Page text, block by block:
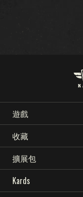
下載
遊戲
KARDS 是什麼
如何游戏
商店
國家
收藏
收藏
卡组生成器
卡組
擴展包
澳紐風暴
早期戰爭
Kards